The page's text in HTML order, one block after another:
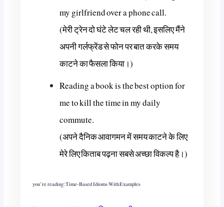
my girlfriend over a phone call.
(मेरी ट्रेन दो घंटे लेट चल रही थी, इसलिए मैंने
अपनी गर्लफ्रेंड से फोन पर बात करके समय
काटने का फैसला किया।)
Reading a book is the best option for
me to kill the time in my daily
commute.
(अपने दैनिक आवागमन में समय काटने के लिए
मेरे लिए किताब पढ़ना सबसे अच्छा विकल्प है।)
you’re reading: Time-Based Idioms With Examples